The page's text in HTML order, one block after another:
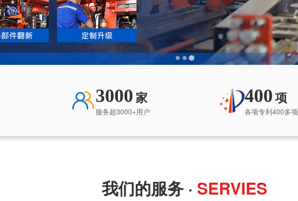
3000家
服务超3000+用户
400项
各项专利400多项
我们的服务 · SERVIES